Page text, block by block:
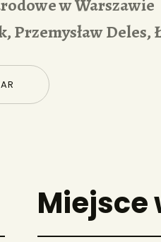
w Warszawie
Przemysław Deles,
Miejsce